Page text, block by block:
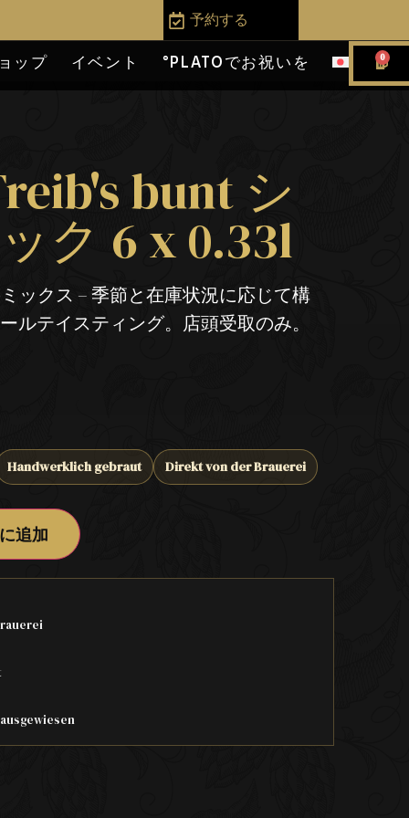
予約する
ップ イベント °PLATOでお祝いを 0
bunt シ
ク 6 x 0.33l
ックス – 季節と在庫状況に応じて構
ルテイスティング。店頭受取のみ。
Handwerklich gebraut Direkt von der Brauerei
追加